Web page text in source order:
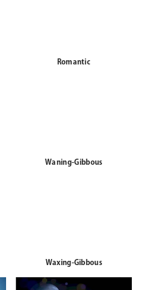
Romantic
Waning-Gibbous
Waxing-Gibbous